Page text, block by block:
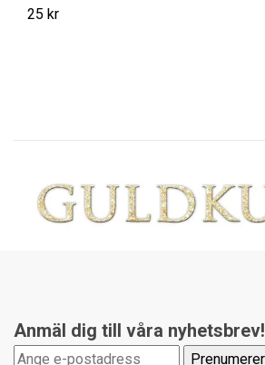
25 kr
Anmäl dig till våra nyhetsbrev!